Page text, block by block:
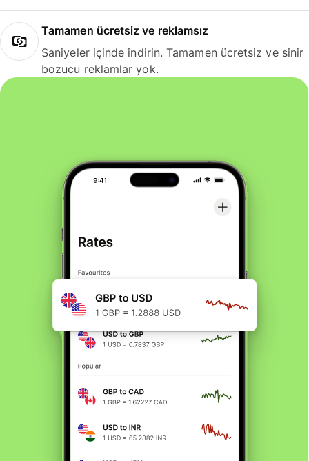
Tamamen ücretsiz ve reklamsız
Saniyeler içinde indirin. Tamamen ücretsiz ve sinir
bozucu reklamlar yok.